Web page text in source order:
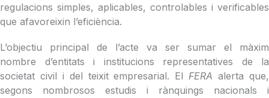
regulacions simples, aplicables, controlables i verificables
que afavoreixin l’eficiència.
L’objectiu principal de l’acte va ser sumar el màxim
nombre d’entitats i institucions representatives de la
societat civil i del teixit empresarial. ElFERA alerta que,
segons nombrosos estudis i rànquings nacionals i